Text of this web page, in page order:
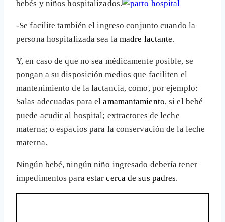
bebés y niños hospitalizados.
-Se facilite también el ingreso conjunto cuando la
persona hospitalizada sea la madre lactante.
Y, en caso de que no sea médicamente posible, se
pongan a su disposición medios que faciliten el
mantenimiento de la lactancia, como, por ejemplo:
Salas adecuadas para elamamantamiento, si el bebé
puede acudir al hospital; extractores de leche
materna; o espacios para la conservación de la leche
materna.
Ningún bebé, ningún niño ingresado debería tener
impedimentos para estarcerca de sus padres.